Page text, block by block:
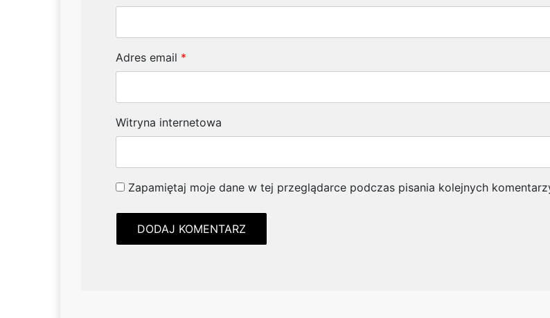
Adres email *
Witryna internetowa
Zapamiętaj moje dane w tej przeglądarce podczas pisania kolejnych